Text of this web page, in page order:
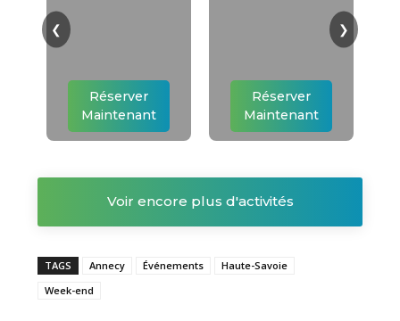
Réserver
Maintenant
Réserver
Maintenant
❮ ❯
Voir encore plus d'activités
TAGS Annecy Événements
Haute-Savoie
Week-end